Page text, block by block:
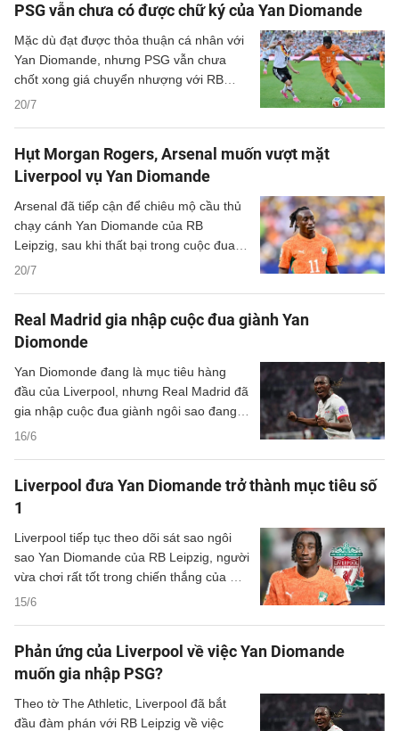
PSG vẫn chưa có được chữ ký của Yan Diomande
20/7
Mặc dù đạt được thỏa thuận cá nhân với
Yan Diomande, nhưng PSG vẫn chưa
chốt xong giá chuyển nhượng với RB
Leipzig.
Hụt Morgan Rogers, Arsenal muốn vượt mặt
Liverpool vụ Yan Diomande
20/7
Arsenal đã tiếp cận để chiêu mộ cầu thủ
chạy cánh Yan Diomande của RB
Leipzig, sau khi thất bại trong cuộc đua
giành chữ ký của Morgan Rogers trước
Real Madrid gia nhập cuộc đua giành Yan
Diomonde
16/6
Yan Diomonde đang là mục tiêu hàng
đầu của Liverpool, nhưng Real Madrid đã
gia nhập cuộc đua giành ngôi sao đang
khoác áo RB Leipzig.
Liverpool đưa Yan Diomande trở thành mục tiêu số
1
15/6
Liverpool tiếp tục theo dõi sát sao ngôi
sao Yan Diomande của RB Leipzig, người
vừa chơi rất tốt trong chiến thắng của Bờ
Biển Ngà trước Ecuador tại World Cup
Phản ứng của Liverpool về việc Yan Diomande
muốn gia nhập PSG?
Theo tờ The Athletic, Liverpool đã bắt
đầu đàm phán với RB Leipzig về việc